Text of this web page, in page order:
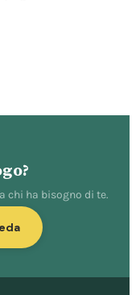
chi ha bisogno di te.